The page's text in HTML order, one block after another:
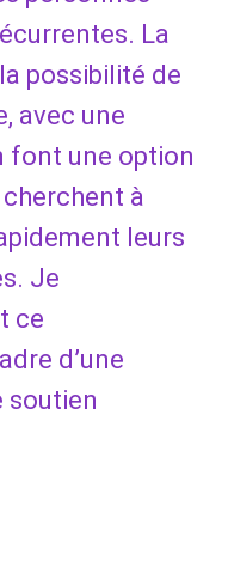
La
possibilité de
avec une
font une option
à
leurs
Je
ce
d’une
soutien